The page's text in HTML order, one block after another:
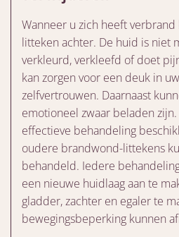
Wanneer u zich heeft
litteken achter. De huid is niet
verkleurd, verkleefd of doet
kan zorgen voor een deuk in
zelfvertrouwen. Daarnaast
emotioneel zwaar beladen
effectieve behandeling
oudere brandwond-littekens
behandeld. Iedere
een nieuwe huidlaag aan te
gladder, zachter en egaler te
bewegingsbeperking kunnen